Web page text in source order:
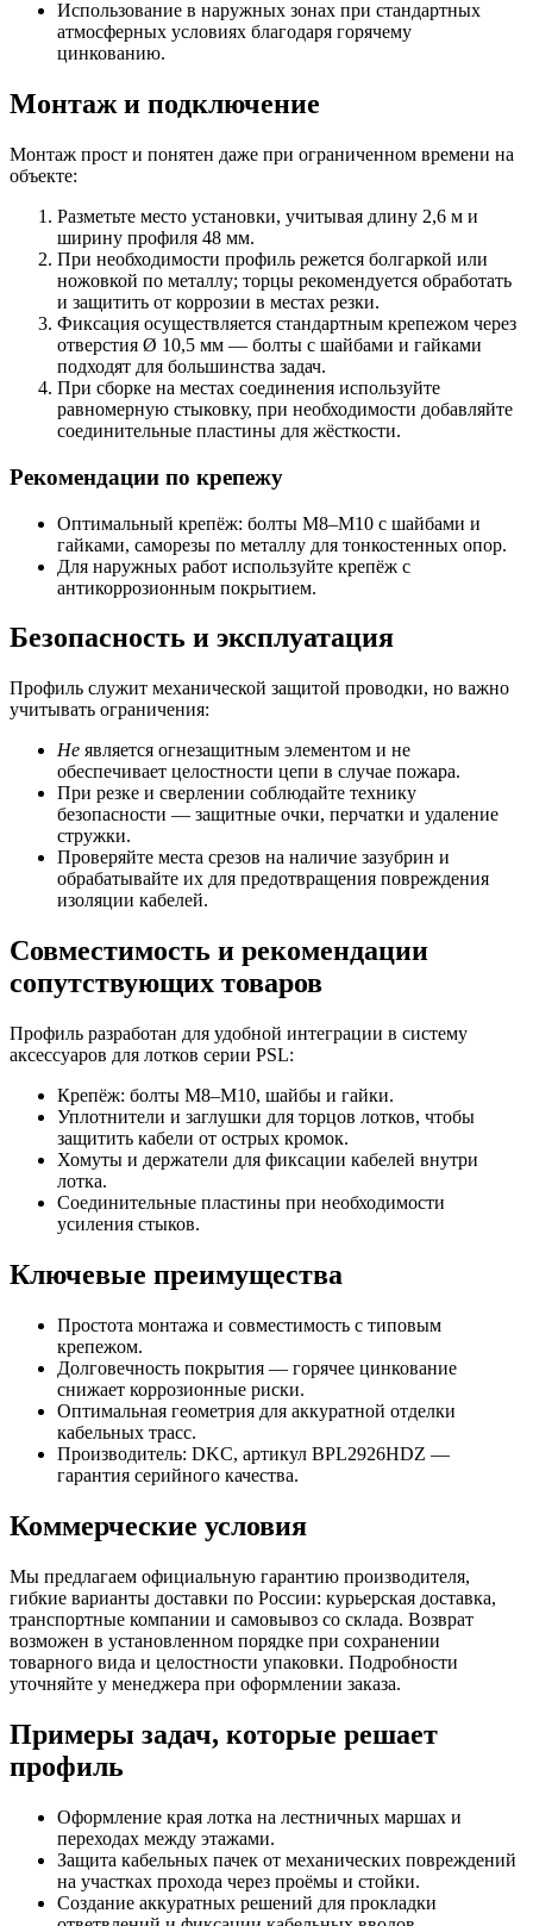
Использование в наружных зонах при стандартных
атмосферных условиях благодаря горячему
цинкованию.
Монтаж и подключение
Монтаж прост и понятен даже при ограниченном времени на
объекте:
Разметьте место установки, учитывая длину 2,6 м и
ширину профиля 48 мм.
При необходимости профиль режется болгаркой или
ножовкой по металлу; торцы рекомендуется обработать
и защитить от коррозии в местах резки.
Фиксация осуществляется стандартным крепежом через
отверстия Ø 10,5 мм — болты с шайбами и гайками
подходят для большинства задач.
При сборке на местах соединения используйте
равномерную стыковку, при необходимости добавляйте
соединительные пластины для жёсткости.
Рекомендации по крепежу
Оптимальный крепёж: болты М8–М10 с шайбами и
гайками, саморезы по металлу для тонкостенных опор.
Для наружных работ используйте крепёж с
антикоррозионным покрытием.
Безопасность и эксплуатация
Профиль служит механической защитой проводки, но важно
учитывать ограничения:
Не является огнезащитным элементом и не
обеспечивает целостности цепи в случае пожара.
При резке и сверлении соблюдайте технику
безопасности — защитные очки, перчатки и удаление
стружки.
Проверяйте места срезов на наличие зазубрин и
обрабатывайте их для предотвращения повреждения
изоляции кабелей.
Совместимость и рекомендации
сопутствующих товаров
Профиль разработан для удобной интеграции в систему
аксессуаров для лотков серии PSL:
Крепёж: болты М8–М10, шайбы и гайки.
Уплотнители и заглушки для торцов лотков, чтобы
защитить кабели от острых кромок.
Хомуты и держатели для фиксации кабелей внутри
лотка.
Соединительные пластины при необходимости
усиления стыков.
Ключевые преимущества
Простота монтажа и совместимость с типовым
крепежом.
Долговечность покрытия — горячее цинкование
снижает коррозионные риски.
Оптимальная геометрия для аккуратной отделки
кабельных трасс.
Производитель: DKC, артикул BPL2926HDZ —
гарантия серийного качества.
Коммерческие условия
Мы предлагаем официальную гарантию производителя,
гибкие варианты доставки по России: курьерская доставка,
транспортные компании и самовывоз со склада. Возврат
возможен в установленном порядке при сохранении
товарного вида и целостности упаковки. Подробности
уточняйте у менеджера при оформлении заказа.
Примеры задач, которые решает
профиль
Оформление края лотка на лестничных маршах и
переходах между этажами.
Защита кабельных пачек от механических повреждений
на участках прохода через проёмы и стойки.
Создание аккуратных решений для прокладки